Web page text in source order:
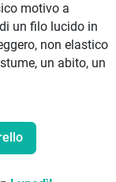
motivo a
un filo lucido in
non elastico
un abito, un